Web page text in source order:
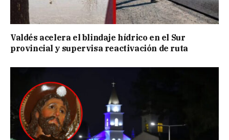
Valdés acelera el blindaje hídrico en el Sur
provincial y supervisa reactivación de ruta